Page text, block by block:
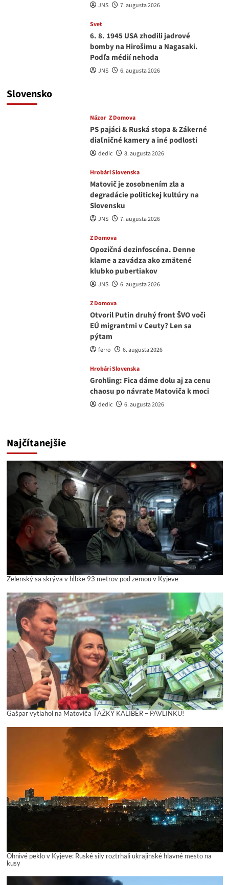
JNS 7. augusta 2026
Svet
6. 8. 1945 USA zhodili jadrové
bomby na Hirošimu a Nagasaki.
Podľa médií nehoda
JNS 6. augusta 2026
Slovensko
Názor Z Domova
PS pajáci & Ruská stopa & Zákerné
diaľničné kamery a iné podlosti
dedic 8. augusta 2026
Hrobári Slovenska
Matovič je zosobnením zla a
degradácie politickej kultúry na
Slovensku
JNS 7. augusta 2026
Z Domova
Opozičná dezinfoscéna. Denne
klame a zavádza ako zmätené
klubko pubertiakov
JNS 6. augusta 2026
Z Domova
Otvoril Putin druhý front ŠVO voči
EÚ migrantmi v Ceuty? Len sa
pýtam
ferro 6. augusta 2026
Hrobári Slovenska
Grohling: Fica dáme dolu aj za cenu
chaosu po návrate Matoviča k moci
dedic 6. augusta 2026
Najčítanejšie
Zelenský sa skrýva v hĺbke 93 metrov pod zemou v Kyjeve
Gašpar vytiahol na Matoviča ŤAŽKÝ KALIBER – PAVLÍNKU!
Ohnivé peklo v Kyjeve: Ruské sily roztrhali ukrajinské hlavné mesto na
kusy